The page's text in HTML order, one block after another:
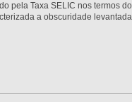
pela Taxa SELIC nos termos do
a obscuridade